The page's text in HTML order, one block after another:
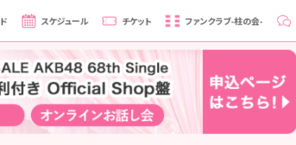
スケジュール チケット ファンクラブ-柱の会-